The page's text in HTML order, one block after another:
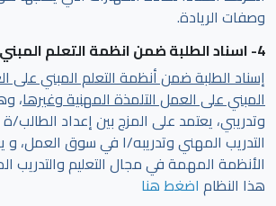
وصفات الريادة.
4- اسناد الطلبة ضمن انظمة التعلم المبني على العمل:
إسناد الطلبة ضمن أنظمة التعلم المبني على
المبني على العمل التلمذة المهنية وغيرها،
وتدريبي، يعتمد على المزج بين إعداد
التدريب المهني وتدريبه/ا في سوق العمل، و
الأنظمة المهمة في مجال التعليم والتدريب
هذا النظام اضغط هنا